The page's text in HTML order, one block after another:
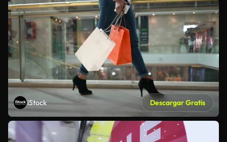
iStock Descargar Gratis